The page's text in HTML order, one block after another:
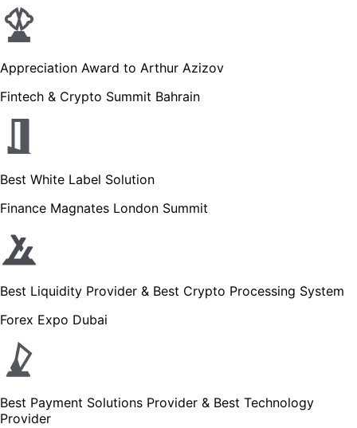
Appreciation Award to Arthur Azizov
Fintech & Crypto Summit Bahrain
Best White Label Solution
Finance Magnates London Summit
Best Liquidity Provider & Best Crypto Processing System
Forex Expo Dubai
Best Payment Solutions Provider & Best Technology
Provider